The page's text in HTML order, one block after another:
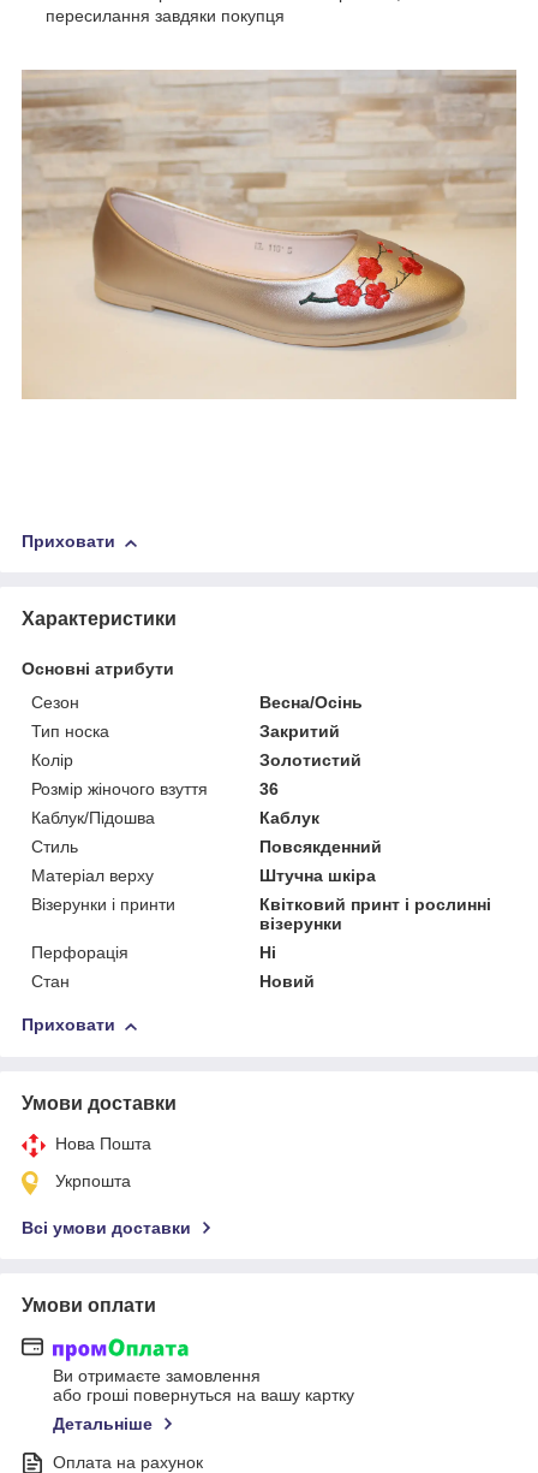
пересилання завдяки покупця
Приховати
Характеристики
Основні атрибути
Сезон
Весна/Осінь
Тип носка
Закритий
Колір
Золотистий
Розмір жіночого взуття
36
Каблук/Підошва
Каблук
Стиль
Повсякденний
Матеріал верху
Штучна шкіра
Візерунки і принти
Квітковий принт і рослинні
візерунки
Перфорація
Ні
Стан
Новий
Приховати
Умови доставки
Нова Пошта
Укрпошта
Всі умови доставки
Умови оплати
Ви отримаєте замовлення
або гроші повернуться на вашу картку
Детальніше
Оплата на рахунок